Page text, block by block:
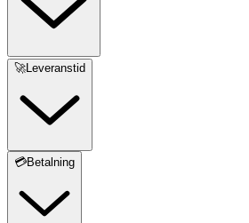
🚀Leveranstid
💳Betalning